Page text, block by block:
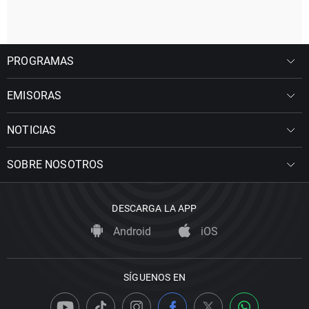
PROGRAMAS
EMISORAS
NOTICIAS
SOBRE NOSOTROS
DESCARGA LA APP
Android iOS
SÍGUENOS EN